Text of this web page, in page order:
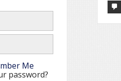
Me
password?